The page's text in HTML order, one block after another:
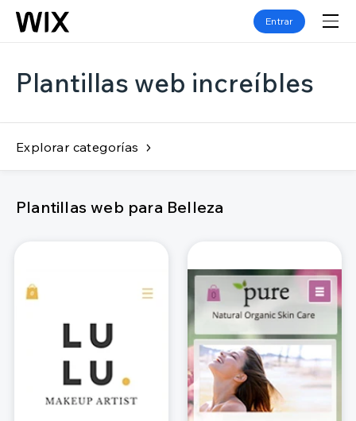
Entrar
Plantillas web increíbles
Explorar categorías
Plantillas web para Belleza